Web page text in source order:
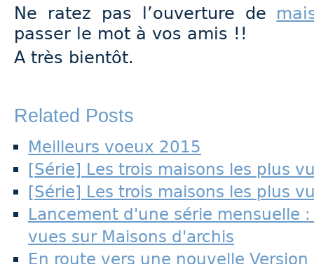
Ne ratez pas l’ouverture de
passer le mot à vos amis !!
A très bientôt.
Related Posts
Meilleurs voeux 2015
[Série] Les trois maisons les plus
[Série] Les trois maisons les plus
Lancement d'une série mensuelle
vues sur Maisons d'archis
En route vers une nouvelle